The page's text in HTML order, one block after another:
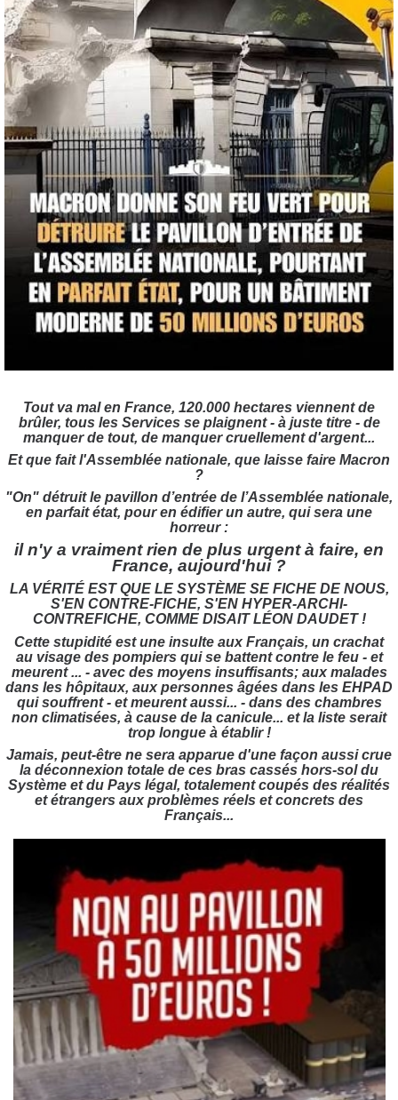
Tout va mal en France, 120.000 hectares viennent de
brûler, tous les Services se plaignent - à juste titre - de
manquer de tout, de manquer cruellement d'argent...
Et que fait l'Assemblée nationale, que laisse faire Macron
?
"On" détruit le pavillon d’entrée de l’Assemblée nationale,
en parfait état, pour en édifier un autre, qui sera une
horreur :
il n'y a vraiment rien de plus urgent à faire, en
France, aujourd'hui ?
LA VÉRITÉ EST QUE LE SYSTÈME SE FICHE DE NOUS,
S'EN CONTRE-FICHE, S'EN HYPER-ARCHI-
CONTREFICHE, COMME DISAIT LÉON DAUDET !
Cette stupidité est une insulte aux Français, un crachat
au visage des pompiers qui se battent contre le feu - et
meurent ... - avec des moyens insuffisants; aux malades
dans les hôpitaux, aux personnes âgées dans les EHPAD
qui souffrent - et meurent aussi... - dans des chambres
non climatisées, à cause de la canicule... et la liste serait
trop longue à établir !
Jamais, peut-être ne sera apparue d'une façon aussi crue
la déconnexion totale de ces bras cassés hors-sol du
Système et du Pays légal, totalement coupés des réalités
et étrangers aux problèmes réels et concrets des
Français...